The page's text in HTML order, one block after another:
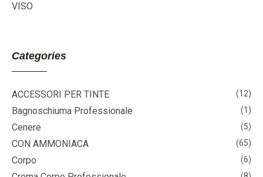
VISO
Categories
ACCESSORI PER TINTE (12)
Bagnoschiuma Professionale (1)
Cenere (5)
CON AMMONIACA (65)
Corpo (6)